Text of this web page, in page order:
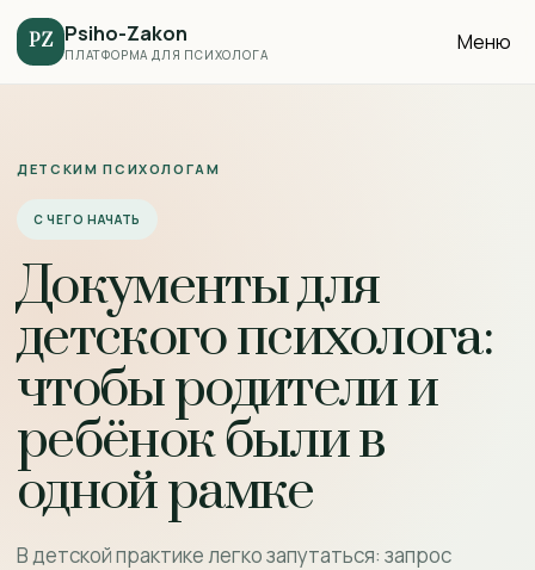
PZ Psiho-Zakon
ПЛАТФОРМА ДЛЯ ПСИХОЛОГА Меню
ДЕТСКИМ ПСИХОЛОГАМ
С ЧЕГО НАЧАТЬ
Документы для
детского психолога:
чтобы родители и
ребёнок были в
одной рамке
В детской практике легко запутаться: запрос